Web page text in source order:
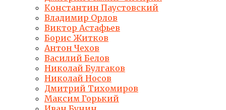
Константин Паустовский
Владимир Орлов
Виктор Астафьев
Борис Житков
Антон Чехов
Василий Белов
Николай Булгаков
Николай Носов
Дмитрий Тихомиров
Максим Горький